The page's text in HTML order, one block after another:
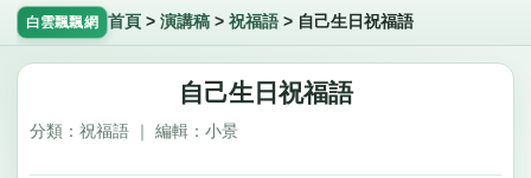
白雲飄飄網 首頁 > 演講稿> 祝福語> 自己生日祝福語
自己生日祝福語
分類：祝福語 ｜ 編輯：小景